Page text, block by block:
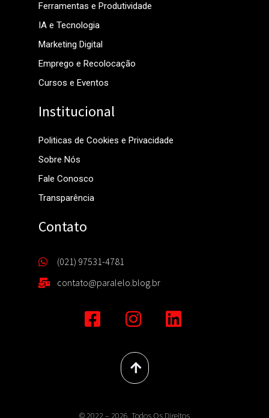
Ferramentas e Produtividade
IA e Tecnologia
Marketing Digital
Emprego e Recolocação
Cursos e Eventos
Institucional
Politicas de Cookies e Privacidade
Sobre Nós
Fale Conosco
Transparência
Contato
(021) 97531-4781
contato@paralelo.blog.br
© 2022 – 2026. Todos Os Direitos